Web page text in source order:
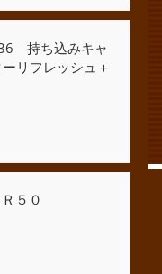
持ち込みキャ
リフレッシュ＋
５０